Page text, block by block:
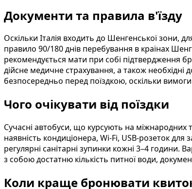
Документи та правила в'їзду
Оскільки Італія входить до Шенгенської зони,
правило 90/180 днів перебування в країнах
рекомендується мати при собі підтвердження
дійсне медичне страхування, а також
безпосередньо перед поїздкою, оскільки
Чого очікувати від поїздки
Сучасні автобуси, що курсують на
наявність кондиціонера, Wi-Fi, USB-розеток для
регулярні санітарні зупинки кожні 3–4
з собою достатню кількість питної води,
Коли краще бронювати